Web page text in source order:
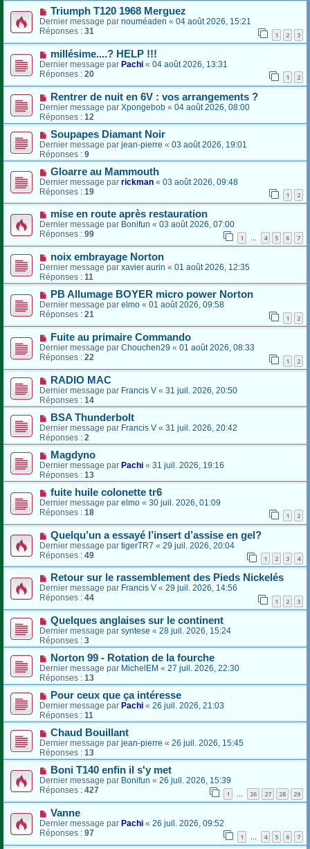
Triumph T120 1968 Merguez
Dernier message par nouméaden « 04 août 2026, 15:21
Réponses : 31 1 2 3
millésime....? HELP !!!
Dernier message par Pachi « 04 août 2026, 13:31
Réponses : 20 1 2
Rentrer de nuit en 6V : vos arrangements ?
Dernier message par Xpongebob « 04 août 2026, 08:00
Réponses : 12
Soupapes Diamant Noir
Dernier message par jean-pierre « 03 août 2026, 19:01
Réponses : 9
Gloarre au Mammouth
Dernier message par rickman « 03 août 2026, 09:48
Réponses : 19 1 2
mise en route après restauration
Dernier message par Bonifun « 03 août 2026, 07:00
Réponses : 99 1 … 4 5 6 7
noix embrayage Norton
Dernier message par xavier aurin « 01 août 2026, 12:35
Réponses : 11
PB Allumage BOYER micro power Norton
Dernier message par elmo « 01 août 2026, 09:58
Réponses : 21 1 2
Fuite au primaire Commando
Dernier message par Chouchen29 « 01 août 2026, 08:33
Réponses : 22 1 2
RADIO MAC
Dernier message par Francis V « 31 juil. 2026, 20:50
Réponses : 14
BSA Thunderbolt
Dernier message par Francis V « 31 juil. 2026, 20:42
Réponses : 2
Magdyno
Dernier message par Pachi « 31 juil. 2026, 19:16
Réponses : 13
fuite huile colonette tr6
Dernier message par elmo « 30 juil. 2026, 01:09
Réponses : 18 1 2
Quelqu’un a essayé l’insert d’assise en gel?
Dernier message par tigerTR7 « 29 juil. 2026, 20:04
Réponses : 49 1 2 3 4
Retour sur le rassemblement des Pieds Nickelés
Dernier message par Francis V « 29 juil. 2026, 14:56
Réponses : 44 1 2 3
Quelques anglaises sur le continent
Dernier message par syntese « 28 juil. 2026, 15:24
Réponses : 3
Norton 99 - Rotation de la fourche
Dernier message par MichelEM « 27 juil. 2026, 22:30
Réponses : 13
Pour ceux que ça intéresse
Dernier message par Pachi « 26 juil. 2026, 21:03
Réponses : 11
Chaud Bouillant
Dernier message par jean-pierre « 26 juil. 2026, 15:45
Réponses : 13
Boni T140 enfin il s'y met
Dernier message par Bonifun « 26 juil. 2026, 15:39
Réponses : 427 1 26 27 28 29
Vanne
Dernier message par Pachi « 26 juil. 2026, 09:52
Réponses : 97 1 4 5 6 7